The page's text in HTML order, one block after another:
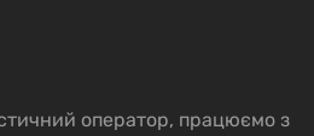
оператор, працюємо з